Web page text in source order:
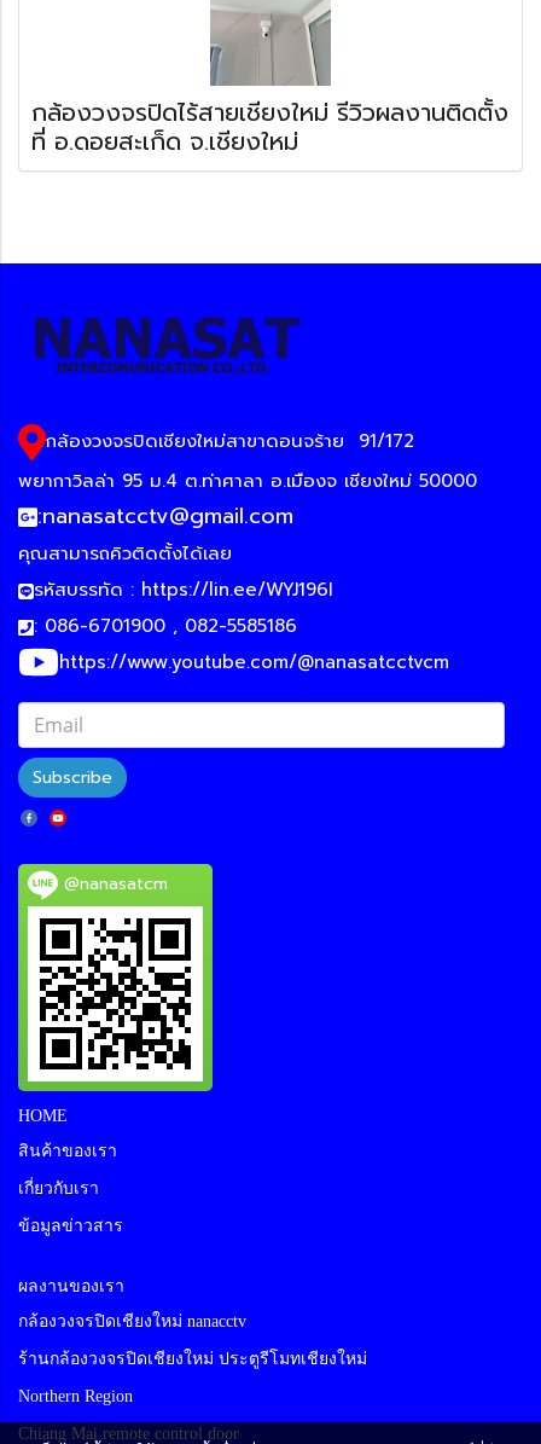
กล้องวงจรปิดไร้สายเชียงใหม่ รีวิวผลงานติดตั้ง
ที่ อ.ดอยสะเก็ด จ.เชียงใหม่
กล้องวงจรปิดเชียงใหม่สาขาดอนจร้าย
91/172
พยากาวิลล่า 95 ม.4 ต.ท่าศาลา อ.เมืองจ เชียงใหม่ 50000
:nanasatcctv@gmail.com
คุณสามารถคิวติดตั้งได้เลย
รหัสบรรทัด : https://lin.ee/WYJ196I
: 086-6701900 , 082-5585186
https://www.youtube.com/@nanasatcctvcm
Subscribe
@nanasatcm
HOME
สินค้าของเรา
เกี่ยวกับเรา
ข้อมูลข่าวสาร
ผลงานของเรา
กล้องวงจรปิดเชียงใหม่ nanacctv
ร้านกล้องวงจรปิดเชียงใหม่ ประตูรีโมทเชียงใหม่
Northern Region
Chiang Mai remote control door